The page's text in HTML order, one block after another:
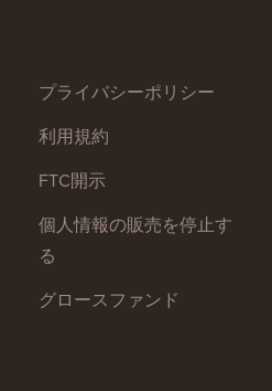
プライバシーポリシー
利用規約